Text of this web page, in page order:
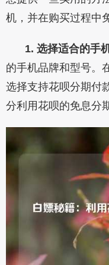
机，并在购买过程中
1. 选择适合的手
的手机品牌和型号。
选择支持花呗分期付
分利用花呗的免息分